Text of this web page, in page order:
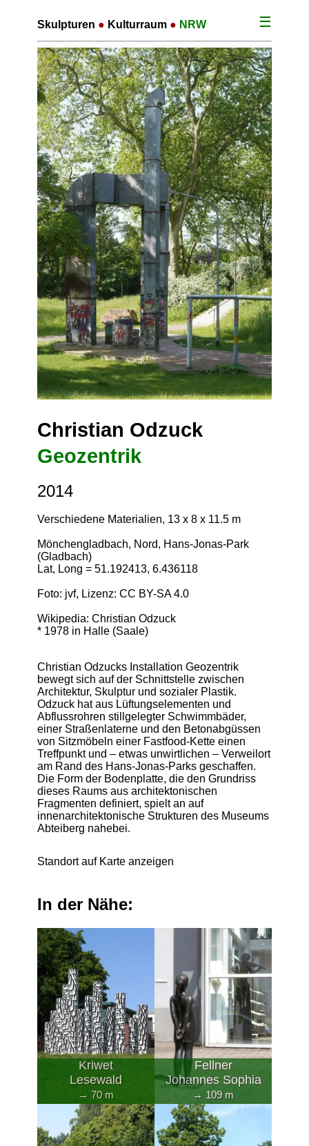
Skulpturen ● Kulturraum ● NRW ☰
Christian Odzuck
Geozentrik
2014
Verschiedene Materialien, 13 x 8 x 11.5 m
Mönchengladbach, Nord, Hans-Jonas-Park
(Gladbach)
Lat, Long = 51.192413, 6.436118
Foto: jvf, Lizenz: CC BY-SA 4.0
Wikipedia: Christian Odzuck
* 1978 in Halle (Saale)
Christian Odzucks Installation Geozentrik
bewegt sich auf der Schnittstelle zwischen
Architektur, Skulptur und sozialer Plastik.
Odzuck hat aus Lüftungselementen und
Abflussrohren stillgelegter Schwimmbäder,
einer Straßenlaterne und den Betonabgüssen
von Sitzmöbeln einer Fastfood-Kette einen
Treffpunkt und – etwas unwirtlichen – Verweilort
am Rand des Hans-Jonas-Parks geschaffen.
Die Form der Bodenplatte, die den Grundriss
dieses Raums aus architektonischen
Fragmenten definiert, spielt an auf
innenarchitektonische Strukturen des Museums
Abteiberg nahebei.
Standort auf Karte anzeigen
In der Nähe:
Kriwet
Lesewald
→ 70 m
Fellner
Johannes Sophia
→ 109 m